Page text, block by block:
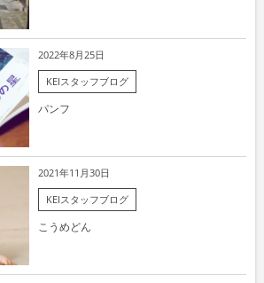
2022年8月25日
KEIスタッフブログ
パンフ
2021年11月30日
KEIスタッフブログ
こうめどん